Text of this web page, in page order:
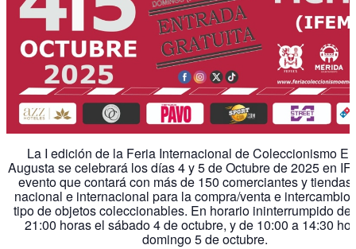
La I edición de la Feria Internacional de Coleccionismo
Augusta se celebrará los días 4 y 5 de Octubre de 2025 en
evento que contará con más de 150 comerciantes y
nacional e internacional para la compra/venta e intercambio
tipo de objetos coleccionables. En horario ininterrumpido de
21:00 horas el sábado 4 de octubre, y de 10:00 a 14:30
domingo 5 de octubre.